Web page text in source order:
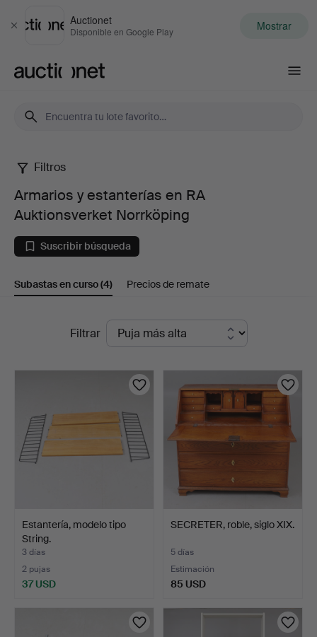
Cerrar
Auctionet
Disponible en Google Play Mostrar
Armarios
estanterías
en
Auktionsverket
Norrköping
Filtros
Armarios y estanterías en RA
Auktionsverket Norrköping
Suscribir búsqueda
Subastas en curso(4) Precios de remate
SubastasFiltrar
Estantería, modelo tipo
String.
3 días
2 pujas
37 USD
SECRETER, roble, siglo XIX.
5 días
Estimación
85 USD